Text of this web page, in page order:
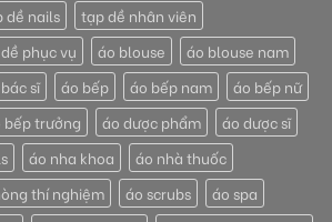
dề nails
tạp dề nhân viên
phục vụ áo blouse
áo blouse nam
sĩ áo bếp áo bếp nam
áo bếp nữ
bếp trưởng áo dược phẩm
áo dược sĩ
áo nha khoa
áo nhà thuốc
thí nghiệm áo scrubs
áo spa